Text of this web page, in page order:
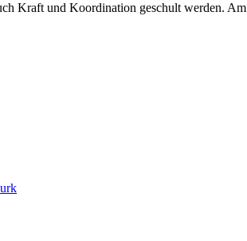
Kraft und Koordination geschult werden. Am